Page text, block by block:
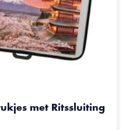
met Ritssluiting